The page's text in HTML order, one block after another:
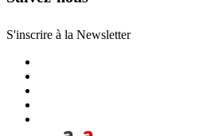
S'inscrire à la Newsletter